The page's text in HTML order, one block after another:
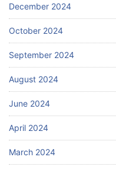
December 2024
October 2024
September 2024
August 2024
June 2024
April 2024
March 2024